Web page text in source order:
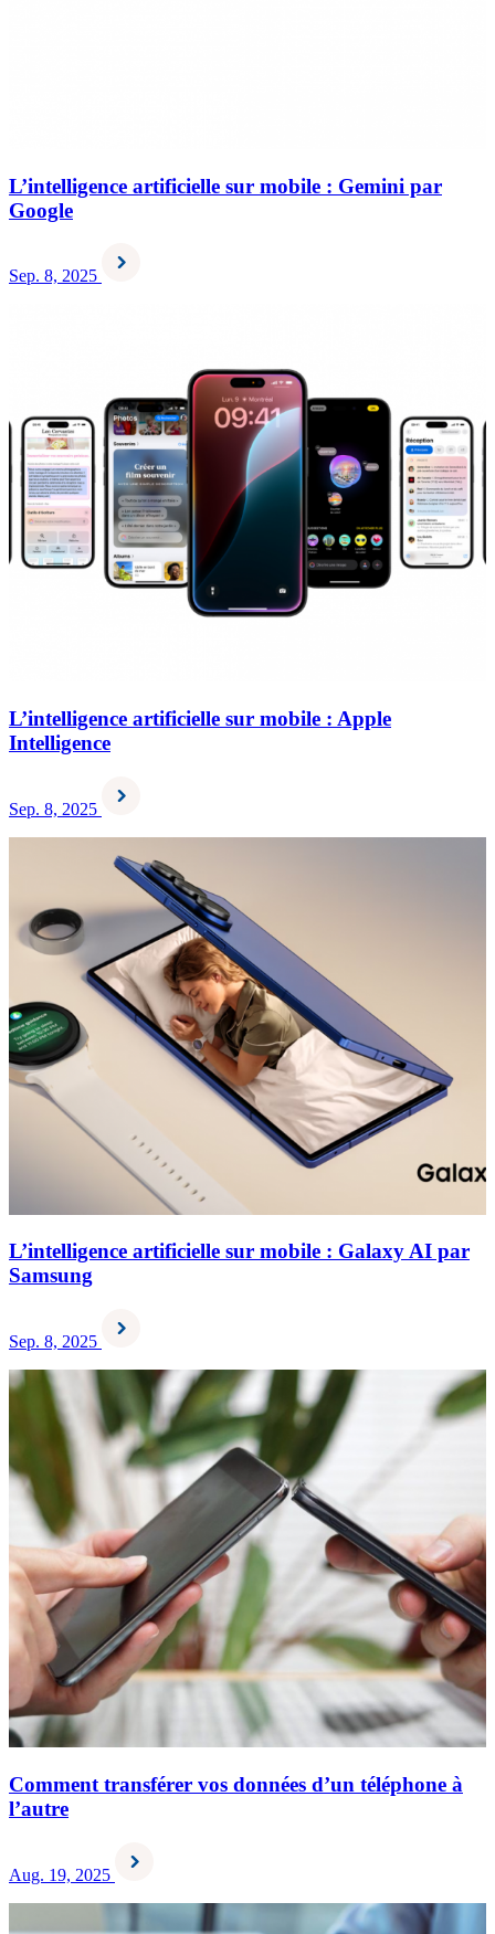
L’intelligence artificielle sur mobile : Gemini par
Google
Sep. 8, 2025
L’intelligence artificielle sur mobile : Apple
Intelligence
Sep. 8, 2025
L’intelligence artificielle sur mobile : Galaxy AI par
Samsung
Sep. 8, 2025
Comment transférer vos données d’un téléphone à
l’autre
Aug. 19, 2025